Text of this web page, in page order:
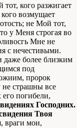
кого разжигает
возмущает
не Мой тот,
у Меня строгая во
Мне не
с нечестивыми.
более близким
под
пророк
не страшны все
погибели,
Господних.
Твоя
враги мои,